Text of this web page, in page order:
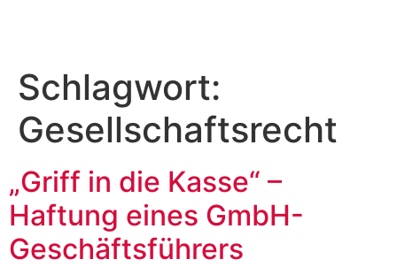
Schlagwort:
Gesellschaftsrecht
„Griff in die Kasse“ –
Haftung eines GmbH-
Geschäftsführers